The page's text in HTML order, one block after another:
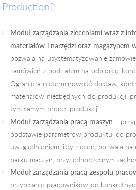
Production?
Moduł zarządzania zleceniami wraz z
materiałów i narzędzi oraz magazynem
pozwala na usystematyzowanie
zamówień z podziałem na odbiorcę,
Ogranicza nieterminowość dostaw,
materiałów niezbędnych do produkcji,
tym samym proces produkcji.
Moduł zarządzania pracą maszyn –
podstawie parametrów produktu, do
uwzględnieniem listy zleceń, pozwala
parku maszyn, przy jednoczesnym
Moduł zarządzania pracą zespołu
przypisanie pracowników do